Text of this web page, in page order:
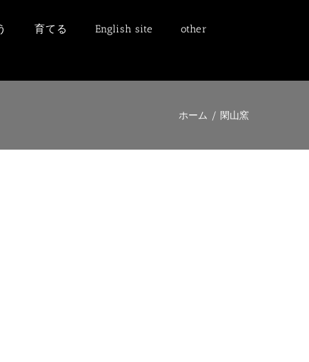
育てる English site other
ホーム / 閑山窯